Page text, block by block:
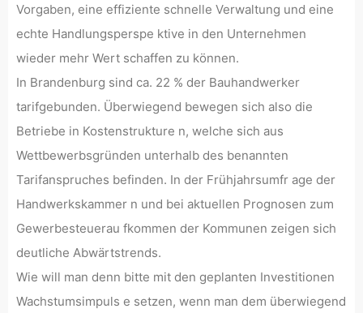
Vorgaben, eine effiziente schnelle Verwaltung und eine
echte Handlungsperspe ktive in den Unternehmen
wieder mehr Wert schaffen zu können.
In Brandenburg sind ca. 22 % der Bauhandwerker
tarifgebunden. Überwiegend bewegen sich also die
Betriebe in Kostenstrukture n, welche sich aus
Wettbewerbsgründen unterhalb des benannten
Tarifanspruches befinden. In der Frühjahrsumfr age der
Handwerkskammer n und bei aktuellen Prognosen zum
Gewerbesteuerau fkommen der Kommunen zeigen sich
deutliche Abwärtstrends.
Wie will man denn bitte mit den geplanten Investitionen
Wachstumsimpuls e setzen, wenn man dem überwiegend